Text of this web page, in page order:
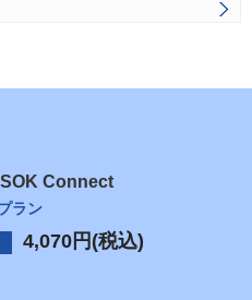
Connect
ラン
4,070 円(税込)